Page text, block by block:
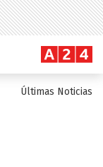
Últimas Noticias